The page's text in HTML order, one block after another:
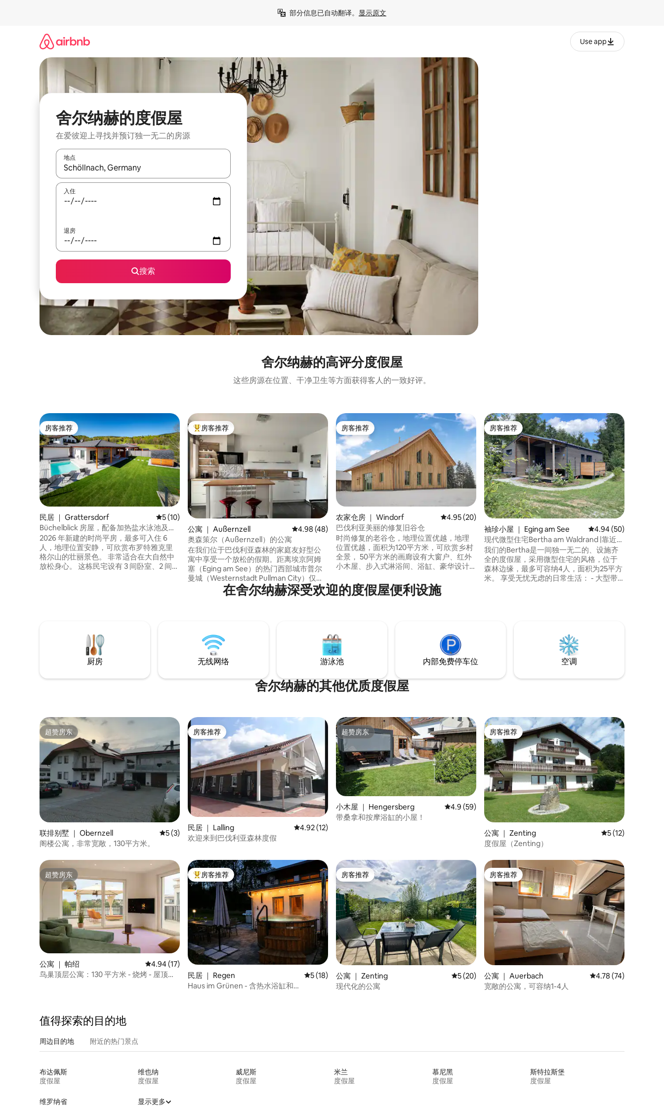
部分信息已自动翻译。 显示原文
Use app
舍尔纳赫的度假屋
在爱彼迎上寻找并预订独一无二的房源
地点
如有搜索结果，请使用上下方向键查看，或通过点击或滑动手势浏览。
入住
退房
搜索
舍尔纳赫的高评分度假屋
这些房源在位置、干净卫生等方面获得客人的一致好评。
房客推荐
房客推荐
民居 ｜ Grattersdorf 平均评分 5 分（满分 5 分），共 10 条评价
5 (10)
Büchelblick 房屋，配备加热盐水泳池及更
多设施
2026 年新建的时尚平房，最多可入住 6
人，地理位置安静，可欣赏布罗特雅克里
格尔山的壮丽景色。 非常适合在大自然中
放松身心。 这栋民宅设有 3 间卧室、2 间卫
热门「房客推荐」
房客推荐
公寓 ｜ Außernzell 平均评分 4.98 分（满分 5 分），共 48 条评价
4.98 (48)
奥森策尔（Außernzell）的公寓
在我们位于巴伐利亚森林的家庭友好型公
寓中享受一个放松的假期。距离埃京阿姆
塞（Eging am See）的热门西部城市普尔
曼城（Westernstadt Pullman City）仅几
公里，是全家人的体验。这里是徒步旅行
和骑自行车游览的完美起点，也是前往该
房客推荐
房客推荐
农家仓房 ｜ Windorf 平均评分 4.95 分（满分 5 分），共 20 条评价
4.95 (20)
巴伐利亚美丽的修复旧谷仓
时尚修复的老谷仓，地理位置优越，地理
位置优越，面积为120平方米，可欣赏乡村
全景， 50平方米的画廊设有大窗户、红外
小木屋、步入式淋浴间、浴缸、豪华设计
1700年历史悠久的瓷砖炉灶和带围栏的花
园，可供您随心所欲的狗狗使用。 距离帕
房客推荐
房客推荐
袖珍小屋 ｜ Eging am See 平均评分 4.94 分（满
4.94 (50)
现代微型住宅Bertha am Waldrand |靠近湖
边
我们的Bertha是一间独一无二的、设施齐
全的度假屋，采用微型住宅的风格，位于
森林边缘，最多可容纳4人，面积为25平方
米。 享受无忧无虑的日常生活： - 大型带
在舍尔纳赫深受欢迎的度假屋便利设施
厨房 无线网络 游泳池 内部免费停车位 空调
舍尔纳赫的其他优质度假屋
超赞房东
超赞房东
联排别墅 ｜ Obernzell 平均评分 5 分（满分 5 分），共 3 条评价
5 (3)
阁楼公寓，非常宽敞，130平方米。
房客推荐
房客推荐
民居 ｜ Lalling 平均评分 4.92 分（满分 5 分），共 12 条评价
4.92 (12)
欢迎来到巴伐利亚森林度假
超赞房东
超赞房东
小木屋 ｜ Hengersberg 平均评分 4.9 分（满分 5 分），共 59 条评价
4.9 (59)
带桑拿和按摩浴缸的小屋！
房客推荐
房客推荐
公寓 ｜ Zenting 平均评分 5 分（满
5 (12)
度假屋（Zenting）
超赞房东
超赞房东
公寓 ｜ 帕绍 平均评分 4.94 分（满分 5 分），共 17 条评价
4.94 (17)
鸟巢顶层公寓：130 平方米 - 烧烤 - 屋顶露
热门「房客推荐」
房客推荐
民居 ｜ Regen 平均评分 5 分（满分 5 分），共 18 条评价
5 (18)
Haus im Grünen - 含热水浴缸和
房客推荐
房客推荐
公寓 ｜ Zenting 平均评分 5 分（满分 5 分），共 20 条评价
5 (20)
现代化的公寓
房客推荐
房客推荐
公寓 ｜ Auerbach 平均评分 4.78 分（满
4.78 (74)
宽敞的公寓，可容纳1-4人
值得探索的目的地
周边目的地 附近的热门景点
布达佩斯
度假屋
维也纳
度假屋
威尼斯
度假屋
米兰
度假屋
慕尼黑
度假屋
斯特拉斯堡
度假屋
维罗纳省
显示更多